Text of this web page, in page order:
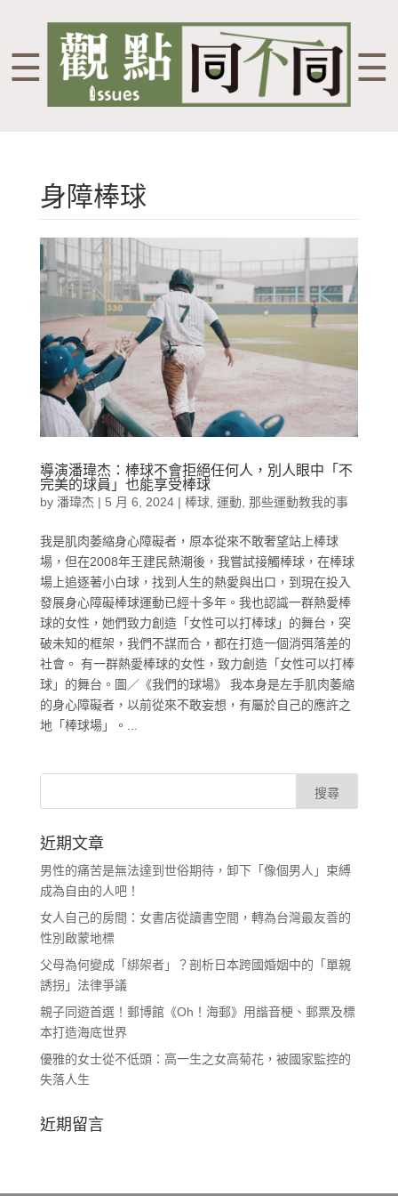
☰ ☰
身障棒球
導演潘瑋杰：棒球不會拒絕任何人，別人眼中「不
完美的球員」也能享受棒球
by 潘瑋杰 | 5 月 6, 2024| 棒球, 運動 那些運動教我的事
我是肌肉萎縮身心障礙者，原本從來不敢奢望站上棒球
場，但在2008年王建民熱潮後，我嘗試接觸棒球，在棒球
場上追逐著小白球，找到人生的熱愛與出口，到現在投入
發展身心障礙棒球運動已經十多年。我也認識一群熱愛棒
球的女性，她們致力創造「女性可以打棒球」的舞台，突
破未知的框架，我們不謀而合，都在打造一個消弭落差的
社會。 有一群熱愛棒球的女性，致力創造「女性可以打棒
球」的舞台。圖／《我們的球場》 我本身是左手肌肉萎縮
的身心障礙者，以前從來不敢妄想，有屬於自己的應許之
地「棒球場」。...
近期文章
男性的痛苦是無法達到世俗期待，卸下「像個男人」束縛
成為自由的人吧！
女人自己的房間：女書店從讀書空間，轉為台灣最友善的
性別啟蒙地標
父母為何變成「綁架者」？剖析日本跨國婚姻中的「單親
誘拐」法律爭議
親子同遊首選！郵博館《Oh！海郵》用諧音梗、郵票及標
本打造海底世界
優雅的女士從不低頭：高一生之女高菊花，被國家監控的
失落人生
近期留言